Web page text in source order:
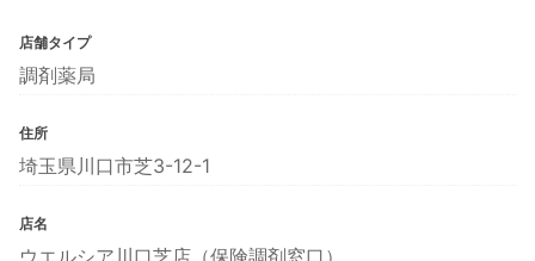
店舗タイプ
調剤薬局
住所
埼玉県川口市芝3-12-1
店名
ウエルシア川口芝店（保険調剤窓口）